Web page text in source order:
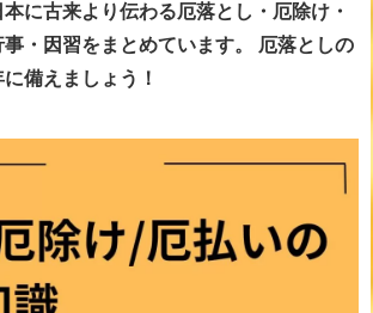
に古来より伝わる厄落とし・厄除け・
・因習をまとめています。
厄落としの
備えましょう！